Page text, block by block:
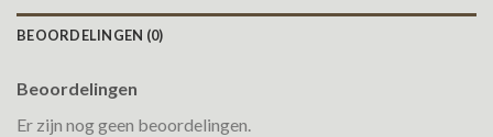
BEOORDELINGEN (0)
Beoordelingen
Er zijn nog geen beoordelingen.